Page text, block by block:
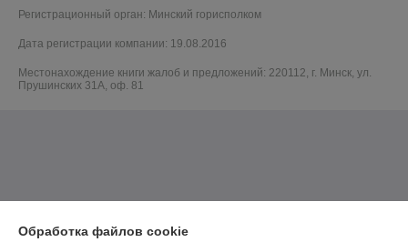
Регистрационный орган: Минский горисполком
Дата регистрации компании: 19.08.2016
Местонахождение книги жалоб и предложений: 220112, г. Минск, ул.
Прушинских 31А, оф. 81
Обработка файлов cookie